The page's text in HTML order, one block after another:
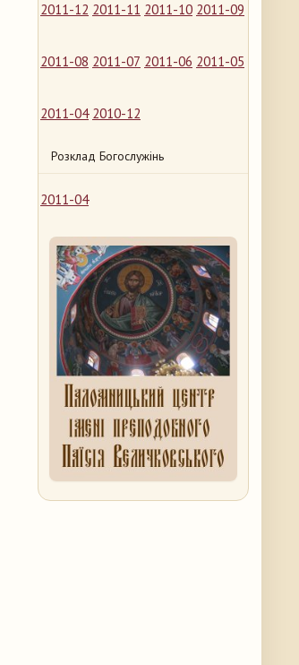
2011-12 2011-11 2011-10 2011-09
2011-08 2011-07 2011-06 2011-05
2011-04 2010-12
Розклад Богослужінь
2011-04